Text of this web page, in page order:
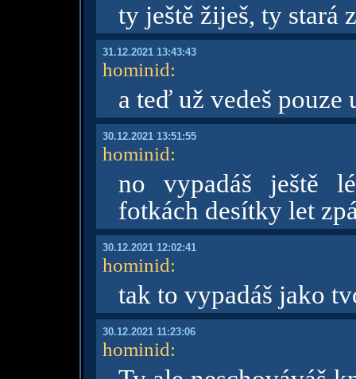
ty ještě žiješ, ty stará
31.12.2021 13:43:43
hominid:
a teď už vedeš
30.12.2021 13:51:55
hominid:
no vypadáš ještě
fotkách desítky let
30.12.2021 12:02:41
hominid:
tak to vypadáš jako
30.12.2021 11:23:06
hominid: